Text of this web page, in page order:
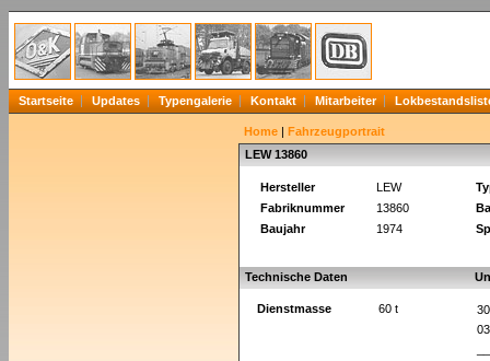
Startseite Updates Typengalerie Kontakt Mitarbeiter
Home | Fahrzeugportrait
LEW 13860
Hersteller LEW
Fabriknummer
13860
Baujahr
1974
Technische Daten
Dienstmasse 60 t